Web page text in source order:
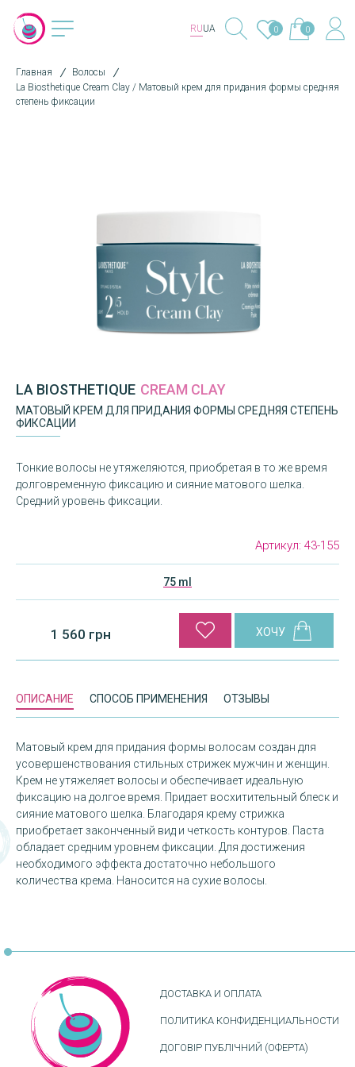
RUUA 0 0
Главная
Волосы
La Biosthetique Cream Clay / Матовый крем для придания формы средняя
степень фиксации
LA BIOSTHETIQUE CREAM CLAY
МАТОВЫЙ КРЕМ ДЛЯ ПРИДАНИЯ ФОРМЫ СРЕДНЯЯ СТЕПЕНЬ
ФИКСАЦИИ
Тонкие волосы не утяжеляются, приобретая в то же время
долговременную фиксацию и сияние матового шелка.
Средний уровень фиксации.
Артикул: 43-155
75 ml
1 560 грн
ОПИСАНИЕ СПОСОБ ПРИМЕНЕНИЯ ОТЗЫВЫ
Матовый крем для придания формы волосам создан для
усовершенствования стильных стрижек мужчин и женщин.
Крем не утяжеляет волосы и обеспечивает идеальную
фиксацию на долгое время. Придает восхитительный блеск и
сияние матового шелка. Благодаря крему стрижка
приобретает законченный вид и четкость контуров. Паста
обладает средним уровнем фиксации. Для достижения
необходимого эффекта достаточно небольшого
количества крема. Наносится на сухие волосы.
ДОСТАВКА И ОПЛАТА
ПОЛИТИКА КОНФИДЕНЦИАЛЬНОСТИ
ДОГОВІР ПУБЛІЧНИЙ (ОФЕРТА)